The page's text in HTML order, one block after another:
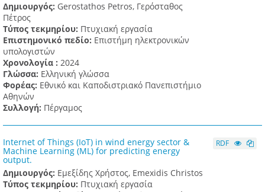
Δημιουργός: Gerostathos Petros, Γερόσταθος
Πέτρος
Τύπος τεκμηρίου: Πτυχιακή εργασία
Επιστημονικό πεδίο: Επιστήμη ηλεκτρονικών
υπολογιστών
Χρονολογία : 2024
Γλώσσα: Ελληνική γλώσσα
Φορέας: Εθνικό και Καποδιστριακό Πανεπιστήμιο
Αθηνών
Συλλογή: Πέργαμος
Internet of Things (IoT) in wind energy sector &
Machine Learning (ML) for predicting energy
output.
Δημιουργός: Εμεξίδης Χρήστος, Emexidis Christos
Τύπος τεκμηρίου: Πτυχιακή εργασία
RDF